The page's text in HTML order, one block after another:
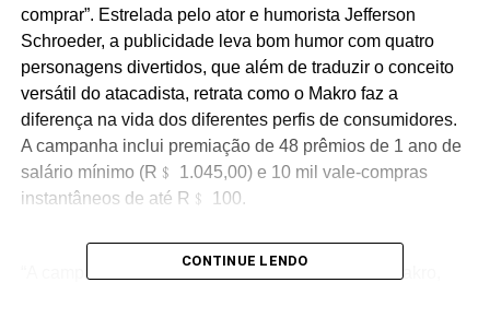
comprar”. Estrelada pelo ator e humorista Jefferson
Schroeder, a publicidade leva bom humor com quatro
personagens divertidos, que além de traduzir o conceito
versátil do atacadista, retrata como o Makro faz a
diferença na vida dos diferentes perfis de consumidores.
A campanha inclui premiação de 48 prêmios de 1 ano de
salário mínimo (R﹩ 1.045,00) e 10 mil vale-compras
instantâneos de até R﹩ 100.
“A campanha traduz o conceito democrático do Makro,
CONTINUE LENDO